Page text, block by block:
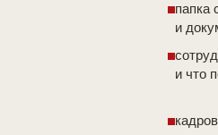
папка
и
и что